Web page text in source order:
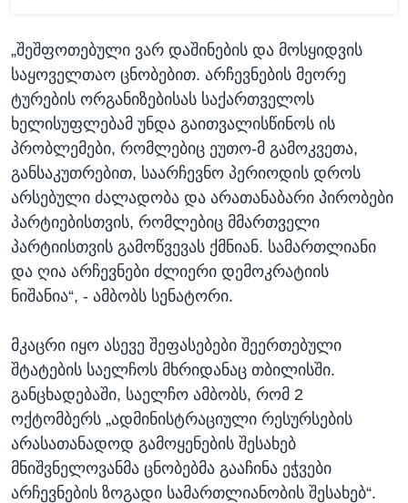
„შეშფოთებული ვარ დაშინების და მოსყიდვის
საყოველთაო ცნობებით. არჩევნების მეორე
ტურების ორგანიზებისას საქართველოს
ხელისუფლებამ უნდა გაითვალისწინოს ის
პრობლემები, რომლებიც ეუთო-მ გამოკვეთა,
განსაკუთრებით, საარჩევნო პერიოდის დროს
არსებული ძალადობა და არათანაბარი პირობები
პარტიებისთვის, რომლებიც მმართველი
პარტიისთვის გამოწვევას ქმნიან. სამართლიანი
და ღია არჩევნები ძლიერი დემოკრატიის
ნიშანია“, - ამბობს სენატორი.
მკაცრი იყო ასევე შეფასებები შეერთებული
შტატების საელჩოს მხრიდანაც თბილისში.
განცხადებაში, საელჩო ამბობს, რომ 2
ოქტომბერს „ადმინისტრაციული რესურსების
არასათანადოდ გამოყენების შესახებ
მნიშვნელოვანმა ცნობებმა გააჩინა ეჭვები
არჩევნების ზოგადი სამართლიანობის შესახებ“.